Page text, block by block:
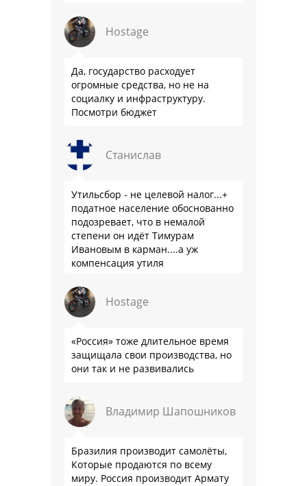
Hostage
Да, государство расходует
огромные средства, но не на
социалку и инфраструктуру.
Посмотри бюджет
Станислав
Утильсбор - не целевой налог...+
податное население обоснованно
подозревает, что в немалой
степени он идёт Тимурам
Ивановым в карман....а уж
компенсация утиля
что прям эталон коррупции
Hostage
«Россия» тоже длительное время
защищала свои производства, но
они так и не развивались
Владимир Шапошников
Бразилия производит самолёты,
Которые продаются по всему
миру. Россия производит Армату